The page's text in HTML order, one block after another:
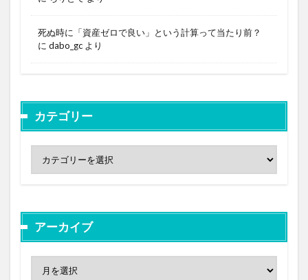
死ぬ時に「資産ゼロで良い」という計算って当たり前？
に dabo_gc より
カテゴリー
アーカイブ